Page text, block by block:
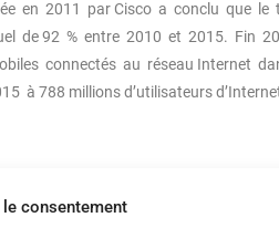
le consentement
en 2011 par Cisco a conclu que
de 92 % entre 2010 et 2015. Fin
connectés au réseau Internet
à 788 millions d’utilisateurs